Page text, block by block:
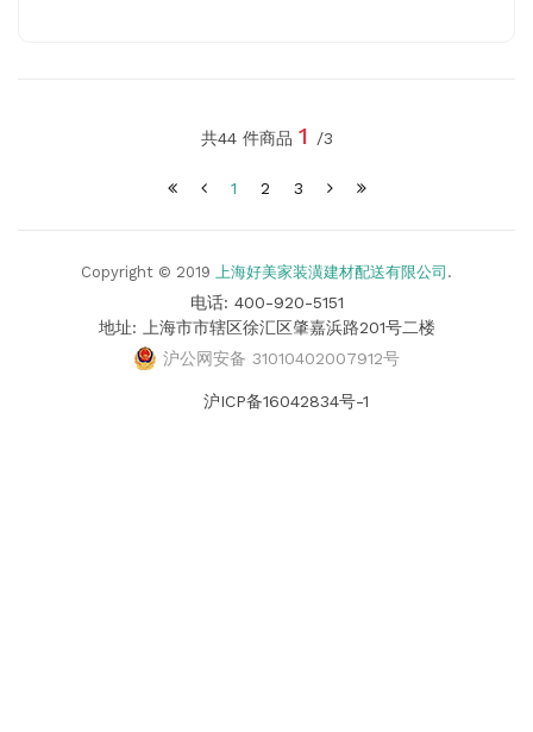
共44 件商品 1 /3
1 2 3
Copyright © 2019 上海好美家装潢建材配送有限公司 .
电话: 400-920-5151
地址: 上海市市辖区徐汇区肇嘉浜路201号二楼
沪公网安备 31010402007912号
沪ICP备16042834号-1